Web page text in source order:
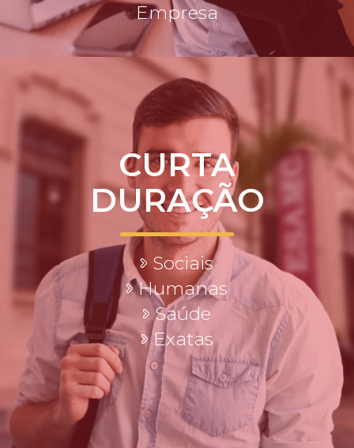
Empresa
CURTA
DURAÇÃO
Sociais
Humanas
Saúde
Exatas